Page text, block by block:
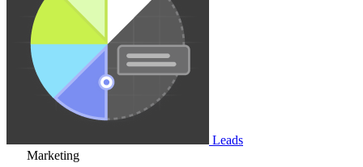
Leads
Marketing